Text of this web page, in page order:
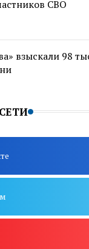
СВО
взыскали 98